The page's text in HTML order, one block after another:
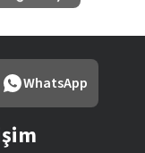
WhatsApp